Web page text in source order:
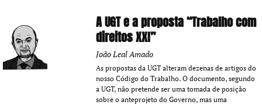
A UGT e a proposta “Trabalho com
direitos XXI”
João Leal Amado
As propostas da UGT alteram dezenas de artigos do
nosso Código do Trabalho. O documento, segundo
a UGT, não pretende ser uma tomada de posição
sobre o anteprojeto do Governo, mas uma